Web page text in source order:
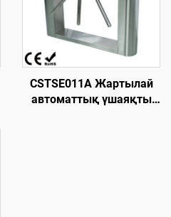
CSTSE011A Жартылай
автоматтық үшаяқты